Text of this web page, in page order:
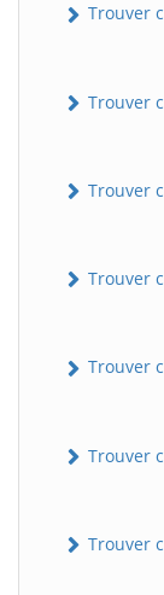
Trouver
Trouver
Trouver
Trouver
Trouver
Trouver
Trouver